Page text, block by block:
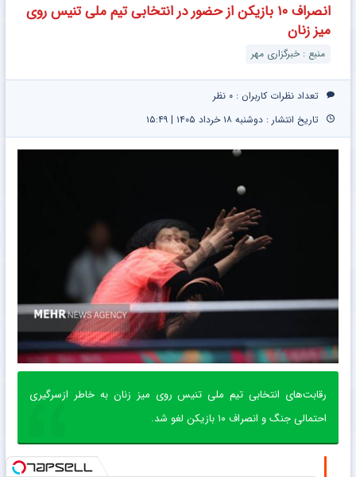
نام
انصراف ۱۰ بازیکن از حضور در انتخابی تیم ملی تنیس روی
میز زنان
منبع : خبرگزاری مهر
تعداد نظرات کاربران : ۰ نظر
تاریخ انتشار : دوشنبه ۱۸ خرداد ۱۴۰۵ | ۱۵:۴۹
رقابت‌های انتخابی تیم ملی تنیس روی میز زنان به خاطر ازسرگیری
احتمالی جنگ و انصراف ۱۰ بازیکن لغو شد.